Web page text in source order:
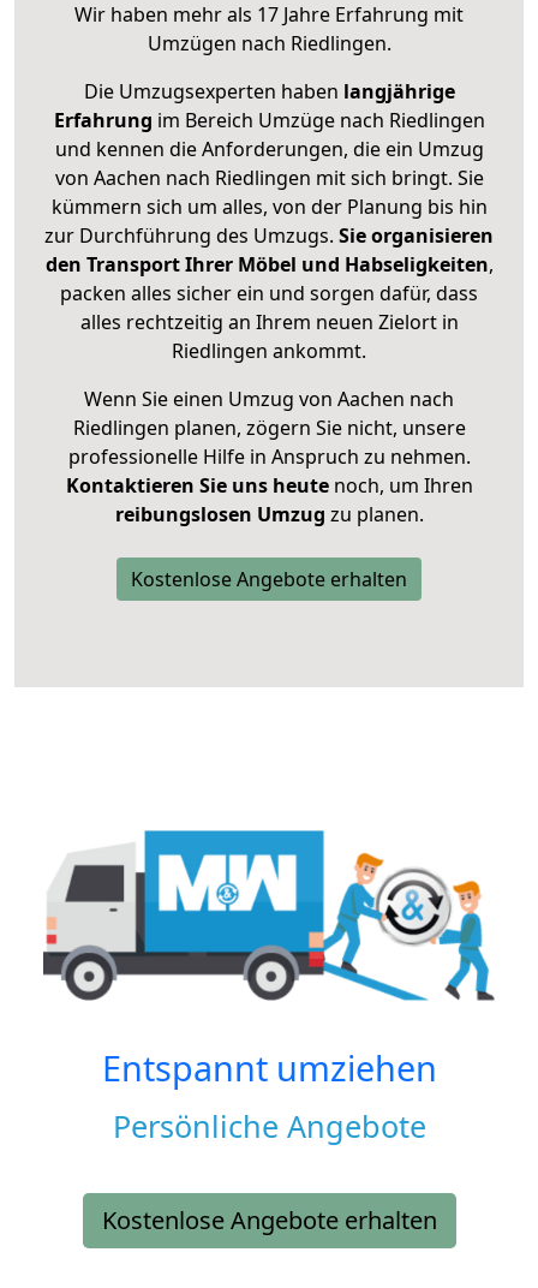
Wir haben mehr als 17 Jahre Erfahrung mit
Umzügen nach Riedlingen.
Die Umzugsexperten haben langjährige
Erfahrung im Bereich Umzüge nach Riedlingen
und kennen die Anforderungen, die ein Umzug
von Aachen nach Riedlingen mit sich bringt. Sie
kümmern sich um alles, von der Planung bis hin
zur Durchführung des Umzugs. Sie organisieren
den Transport Ihrer Möbel und Habseligkeiten,
packen alles sicher ein und sorgen dafür, dass
alles rechtzeitig an Ihrem neuen Zielort in
Riedlingen ankommt.
Wenn Sie einen Umzug von Aachen nach
Riedlingen planen, zögern Sie nicht, unsere
professionelle Hilfe in Anspruch zu nehmen.
Kontaktieren Sie uns heutenoch, um Ihren
reibungslosen Umzug zu planen.
Kostenlose Angebote erhalten
Entspannt umziehen
Persönliche Angebote
Kostenlose Angebote erhalten